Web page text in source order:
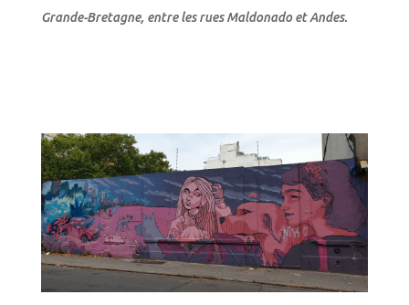
Grande-Bretagne, entre les rues Maldonado et Andes.